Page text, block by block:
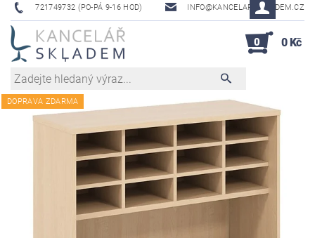
721749732 (PO-PÁ 9-16 HOD) INFO@KANCELAR-SKLADEM.CZ
0 0 Kč
DOPRAVA ZDARMA